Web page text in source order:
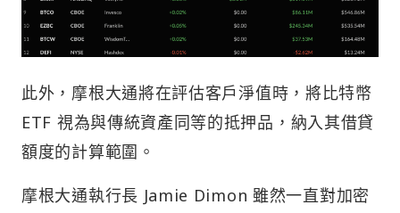
此外，摩根大通將在評估客戶淨值時，將比特幣
ETF 視為與傳統資產同等的抵押品，納入其借貸
額度的計算範圍。
摩根大通執行長 Jamie Dimon 雖然一直對加密